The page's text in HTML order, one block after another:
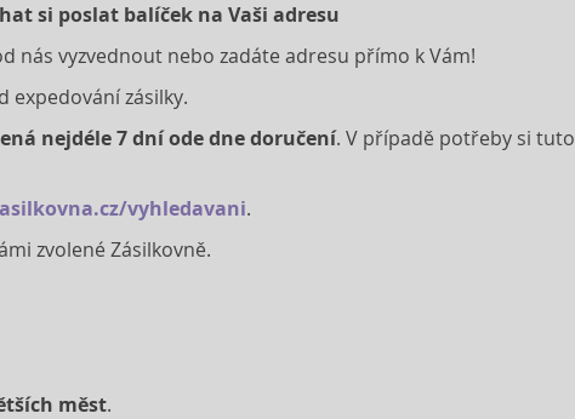
si poslat balíček na Vaši adresu
nás vyzvednout nebo zadáte adresu přímo k Vám!
expedování zásilky.
nejdéle 7 dní ode dne doručení. V případě potřeby si tuto
vyhledavani.
zvolené Zásilkovně.
měst.